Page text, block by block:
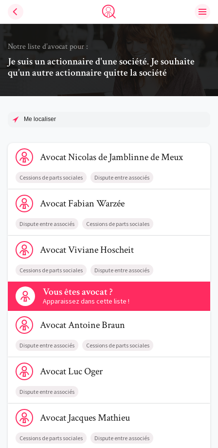
Trouve un avocat
Notre liste d’avocat pour :
Je suis un actionnaire d'une société. Je souhaite
qu’un autre actionnaire quitte la société
Me localiser
Voir le profil de AvocatNicolas de Jamblinne de Meux
AvocatNicolasde Jamblinne de Meux
Cessions de parts sociales Dispute entre associés
Voir le profil de AvocatFabian Warzée
AvocatFabianWarzée
Dispute entre associés Cessions de parts sociales
Voir le profil de AvocatViviane Hoscheit
AvocatVivianeHoscheit
Cessions de parts sociales Dispute entre associés
Vous êtes avocat ?
Apparaissez dans cette liste !
Contactez-nous
Voir le profil de AvocatAntoine Braun
AvocatAntoineBraun
Dispute entre associés Cessions de parts sociales
Voir le profil de AvocatLuc Oger
AvocatLucOger
Dispute entre associés
Voir le profil de AvocatJacques Mathieu
AvocatJacquesMathieu
Cessions de parts sociales Dispute entre associés